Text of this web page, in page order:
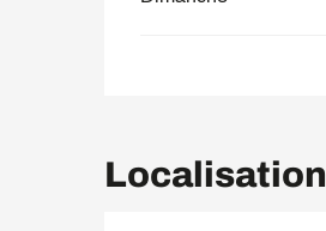
Localisation